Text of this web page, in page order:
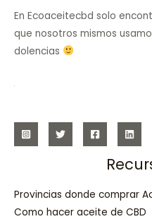
En Ecoaceitecbd solo
que nosotros mismos
dolencias
Provincias donde comprar
Como hacer aceite de CBD